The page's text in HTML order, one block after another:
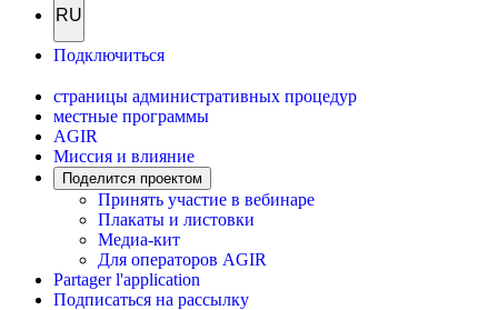
RU
Подключиться
страницы административных процедур
местные программы
AGIR
Миссия и влияние
Поделится проектом
Принять участие в вебинаре
Плакаты и листовки
Медиа-кит
Для операторов AGIR
Partager l'application
Подписаться на рассылку